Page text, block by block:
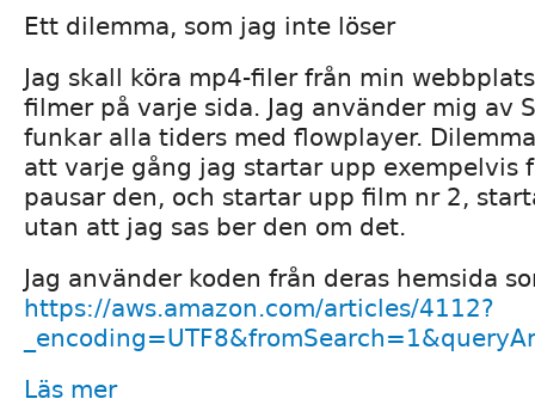
Ett dilemma, som jag inte löser
Jag skall köra mp4-filer från min
filmer på varje sida. Jag använder mig av
funkar alla tiders med flowplayer.
att varje gång jag startar upp exempelvis
pausar den, och startar upp film nr 2,
utan att jag sas ber den om det.
Jag använder koden från deras hemsida
https://aws.amazon.com/articles/4112?
Läs mer